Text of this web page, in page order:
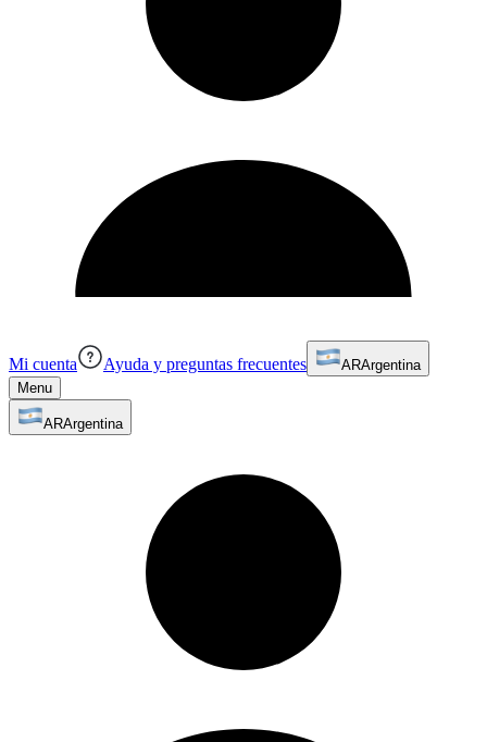
Mi cuenta Ayuda y preguntas frecuentes ARArgentina
Menu
ARArgentina